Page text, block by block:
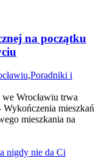
na początku
,Poradniki i
Wrocławiu trwa
Wykończenia mieszkań
mieszkania na